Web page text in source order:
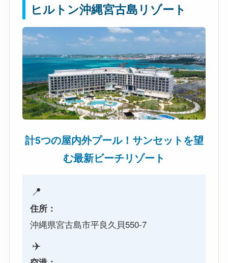
ヒルトン沖縄宮古島リゾート
計5つの屋内外プール！サンセットを望
む最新ビーチリゾート
📍
住所：
沖縄県宮古島市平良久貝550-7
✈️